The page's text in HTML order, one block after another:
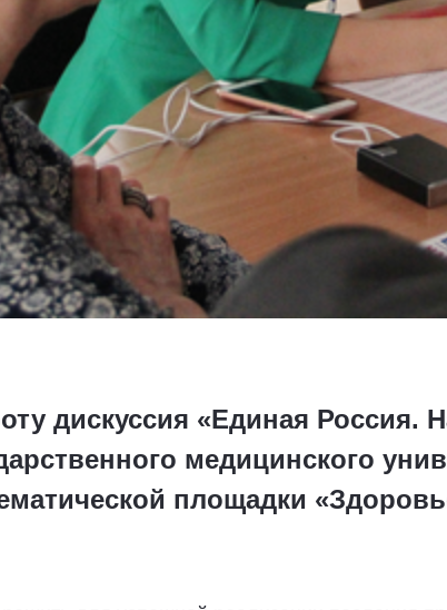
дискуссия «Единая Россия.
медицинского
площадки